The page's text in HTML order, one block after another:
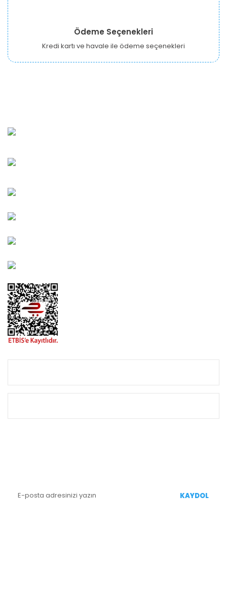
Ödeme Seçenekleri
Kredi kartı ve havale ile ödeme seçenekleri
KAYDOL